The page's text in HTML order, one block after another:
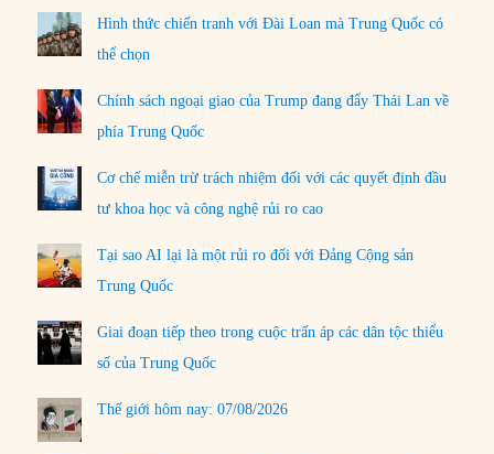
Hình thức chiến tranh với Đài Loan mà Trung Quốc có
thể chọn
Chính sách ngoại giao của Trump đang đẩy Thái Lan về
phía Trung Quốc
Cơ chế miễn trừ trách nhiệm đối với các quyết định đầu
tư khoa học và công nghệ rủi ro cao
Tại sao AI lại là một rủi ro đối với Đảng Cộng sản
Trung Quốc
Giai đoạn tiếp theo trong cuộc trấn áp các dân tộc thiểu
số của Trung Quốc
Thế giới hôm nay: 07/08/2026